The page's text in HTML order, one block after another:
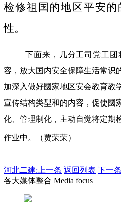
检修祖国的地区平安
性。
下面来，几分工司党工
容，放大国内安全保障生活常识
加深入做好國家地区安会教育教
宣传结构类型和的内容，促使國
化、管理制化，主动自觉将定期
作业中。（贾荣荣）
河北二建: 上一条 返回列表 下一条
各大媒体整合 Media focus